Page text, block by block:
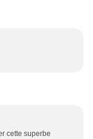
cette superbe